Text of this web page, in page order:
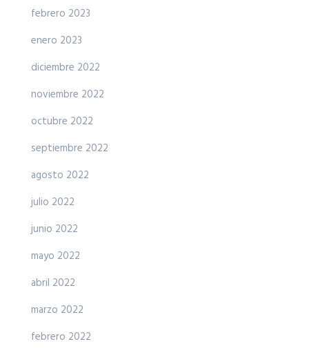
febrero 2023
enero 2023
diciembre 2022
noviembre 2022
octubre 2022
septiembre 2022
agosto 2022
julio 2022
junio 2022
mayo 2022
abril 2022
marzo 2022
febrero 2022